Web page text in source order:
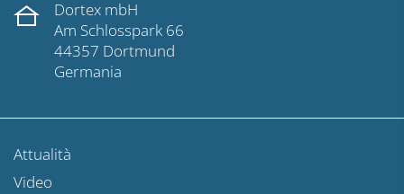
Dortex mbH
Am Schlosspark 66
44357 Dortmund
Germania
Attualità
Video